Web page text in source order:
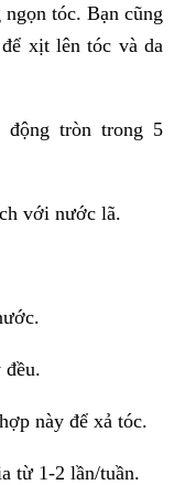
tóc. Bạn cũng
xịt lên tóc và da
động tròn trong 5
với nước lã.
đều.
này để xả tóc.
từ 1-2 lần/tuần.